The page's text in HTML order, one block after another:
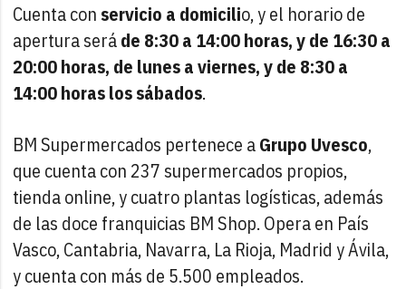
Cuenta con servicio a domicilio, y el horario de
apertura seráde 8:30 a 14:00 horas, y de 16:30 a
20:00 horas, de lunes a viernes, y de 8:30 a
14:00 horas los sábados.
BM Supermercados pertenece aGrupo Uvesco,
que cuenta con 237 supermercados propios,
tienda online, y cuatro plantas logísticas, además
de las doce franquicias BM Shop. Opera en País
Vasco, Cantabria, Navarra, La Rioja, Madrid y Ávila,
y cuenta con más de 5.500 empleados.